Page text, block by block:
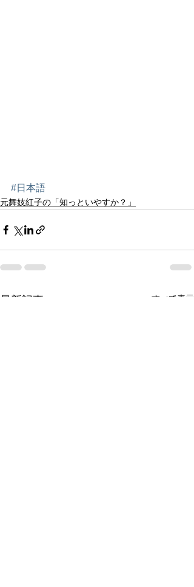
#日本語
元舞妓紅子の「知っといやすか？」
最新記事 すべて表示